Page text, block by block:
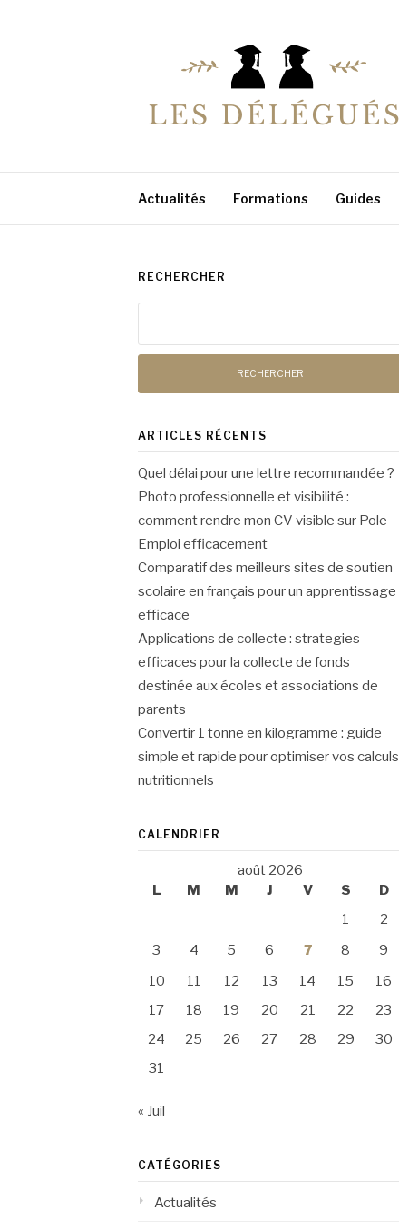
Actualités Formations Guides
RECHERCHER
ARTICLES RÉCENTS
Quel délai pour une lettre recommandée ?
Photo professionnelle et visibilité :
comment rendre mon CV visible sur Pole
Emploi efficacement
Comparatif des meilleurs sites de soutien
scolaire en français pour un apprentissage
efficace
Applications de collecte : strategies
efficaces pour la collecte de fonds
destinée aux écoles et associations de
parents
Convertir 1 tonne en kilogramme : guide
simple et rapide pour optimiser vos calculs
nutritionnels
CALENDRIER
août 2026
L
M M J V S
D
1
2
3
4 5 6 7 8
9
10
11 12 13 14 15
16
17
18 19 20 21 22
23
24
25 26 27 28 29
30
31
« Juil
CATÉGORIES
Actualités